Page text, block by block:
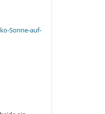
Sonne-auf-